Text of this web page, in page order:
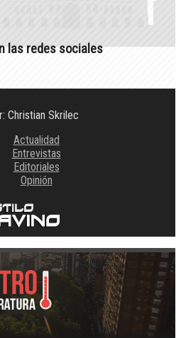
las redes sociales
Christian Skrilec
Actualidad
Entrevistas
Editoriales
Opinión